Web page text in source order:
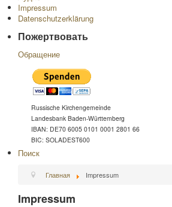
Impressum
Datenschutzerklärung
Пожертвовать
Обращение
Russische Kirchengemeinde
Landesbank Baden-Württemberg
IBAN: DE70 6005 0101 0001 2801 66
BIC: SOLADEST600
Поиск
Главная Impressum
Impressum